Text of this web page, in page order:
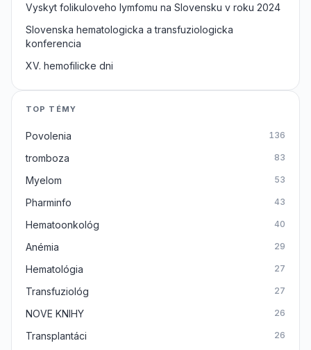
Vyskyt folikuloveho lymfomu na Slovensku v roku 2024
Slovenska hematologicka a transfuziologicka
konferencia
XV. hemofilicke dni
TOP TÉMY
Povolenia 136
tromboza 83
Myelom 53
Pharminfo 43
Hematoonkológ 40
Anémia 29
Hematológia 27
Transfuziológ 27
NOVE KNIHY 26
Transplantáci 26